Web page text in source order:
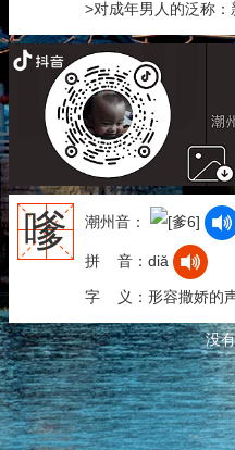
>对成年男人的泛称：
嗲 潮州音：
拼 音：diǎ
字 义：形容撒娇的声
没